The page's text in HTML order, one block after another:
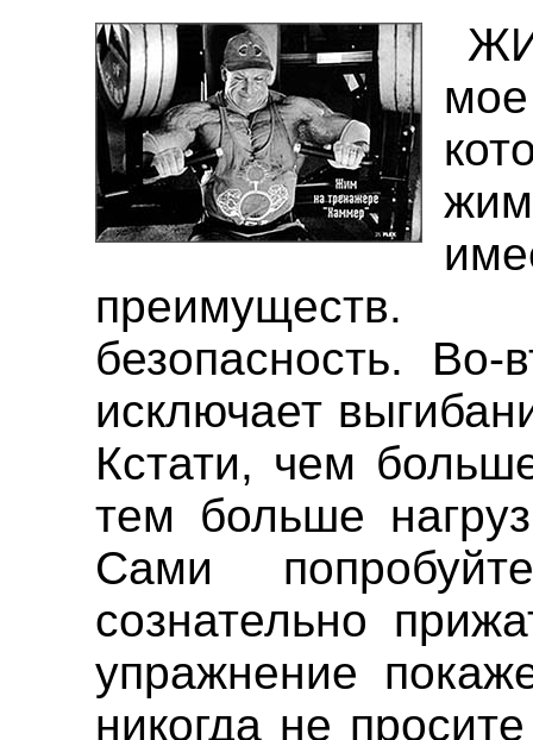
преимуществ.
безопасность.
исключает
Кстати, чем
тем больше
Сами
сознательно
упражнение
никогда не